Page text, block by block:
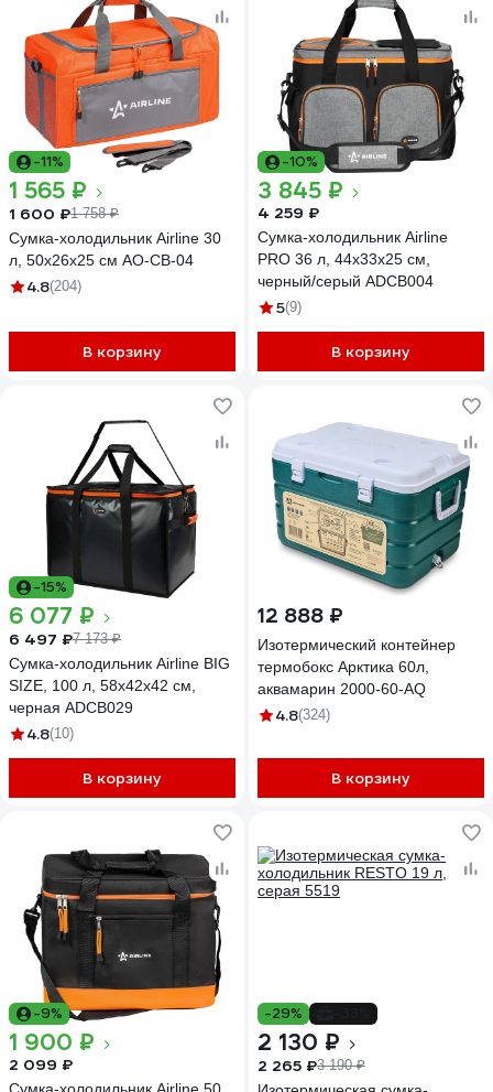
-11%
1 565 ₽
1 600 ₽1 758 ₽
Сумка-холодильник Airline 30
л, 50x26x25 см AO-CB-04
4.8(204)
В корзину
-10%
3 845 ₽
4 259 ₽
Сумка-холодильник Airline
PRO 36 л, 44х33х25 см,
черный/серый ADCB004
5(9)
В корзину
-15%
6 077 ₽
6 497 ₽7 173 ₽
Сумка-холодильник Airline BIG
SIZE, 100 л, 58x42x42 см,
черная ADCB029
4.8(10)
В корзину
12 888 ₽
Изотермический контейнер
термобокс Арктика 60л,
аквамарин 2000-60-AQ
4.8(324)
В корзину
-9%
1 900 ₽
2 099 ₽
-29%
2 130 ₽
2 265 ₽3 190 ₽